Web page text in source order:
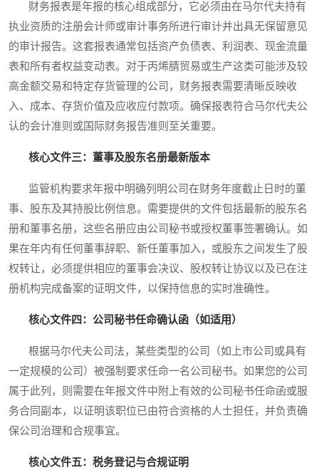
财务报表是年报的核心组成部分，它必须由在马尔代夫持有
执业资质的注册会计师或审计事务所进行审计并出具无保留意见
的审计报告。这套报表通常包括资产负债表、利润表、现金流量
表和所有者权益变动表。对于丙烯腈贸易或生产这类可能涉及较
高金额交易和特定存货管理的公司，财务报表需要清晰反映收
入、成本、存货价值及应收应付款项。确保报表符合马尔代夫公
认的会计准则或国际财务报告准则至关重要。
核心文件三：董事及股东名册最新版本
监管机构要求年报中明确列明公司在财务年度截止日时的董
事、股东及其持股比例信息。需要提供的文件包括最新的股东名
册和董事名册，这些名册应由公司秘书或授权董事签署确认。如
果在年内有任何董事辞职、新任董事加入，或股东之间发生了股
权转让，必须提供相应的董事会决议、股权转让协议以及已在注
册机构完成备案的证明文件，以保持信息的实时准确性。
核心文件四：公司秘书任命确认函（如适用）
根据马尔代夫公司法，某些类型的公司（如上市公司或具有
一定规模的公司）被强制要求任命一名公司秘书。如果您的公司
属于此列，则需要在年报文件中附上有效的公司秘书任命函或服
务合同副本，以证明该职位已由符合资格的人士担任，并负责确
保公司治理和合规事宜。
核心文件五：税务登记与合规证明